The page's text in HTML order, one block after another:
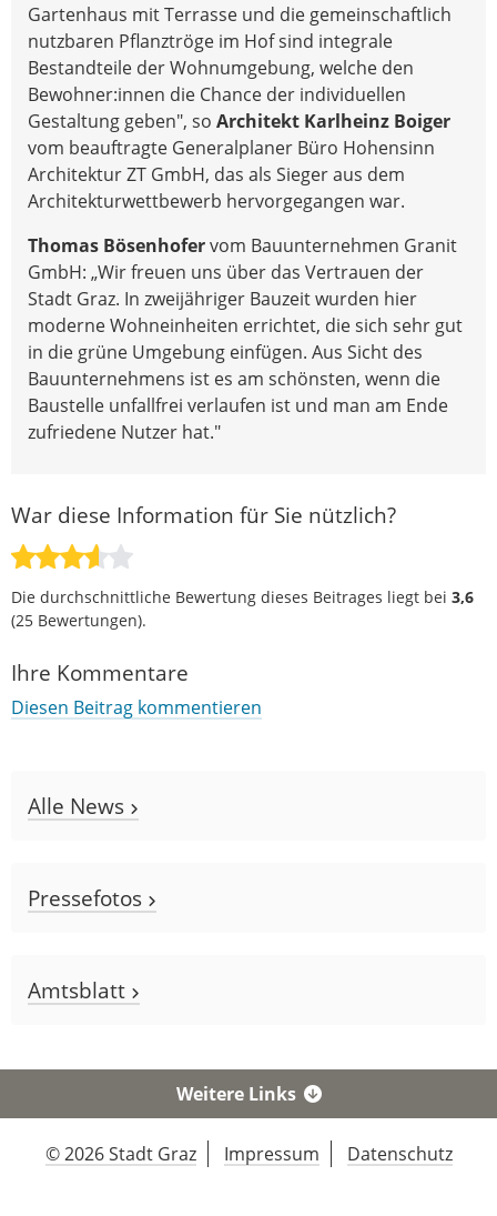
Gartenhaus mit Terrasse und die gemeinschaftlich
nutzbaren Pflanztröge im Hof sind integrale
Bestandteile der Wohnumgebung, welche den
Bewohner:innen die Chance der individuellen
Gestaltung geben", so Architekt Karlheinz Boiger
vom beauftragte Generalplaner Büro Hohensinn
Architektur ZT GmbH, das als Sieger aus dem
Architekturwettbewerb hervorgegangen war.
Thomas Bösenhofervom Bauunternehmen Granit
GmbH: „Wir freuen uns über das Vertrauen der
Stadt Graz. In zweijähriger Bauzeit wurden hier
moderne Wohneinheiten errichtet, die sich sehr gut
in die grüne Umgebung einfügen. Aus Sicht des
Bauunternehmens ist es am schönsten, wenn die
Baustelle unfallfrei verlaufen ist und man am Ende
zufriedene Nutzer hat."
War diese Information für Sie nützlich?
Die durchschnittliche Bewertung dieses Beitrages liegt bei 3,6
(25 Bewertungen).
Ihre Kommentare
Diesen Beitrag kommentieren
Alle News
Pressefotos
Amtsblatt
Weitere Links
© 2026 Stadt Graz Impressum Datenschutz